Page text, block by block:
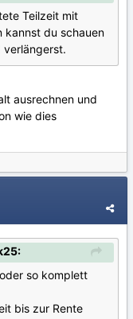
Teilzeit mit
kannst du schauen
verlängerst.
ausrechnen und
wie dies
so komplett
bis zur Rente